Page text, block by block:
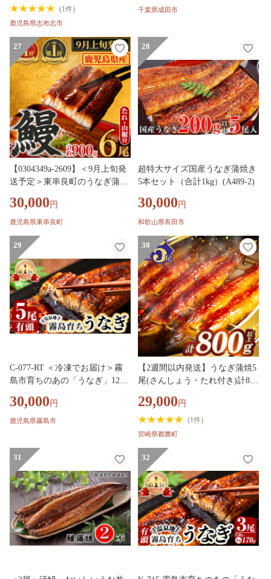
き かばやき 冷凍 うな重 ひつま
ぶし タレ 山椒 ランキング 人気
(1件)
鹿児島県志布志市
焼き 詰め合わせ 惣菜 和食 日本
千葉県成田市
27
【0304349a-2609】＜9月上旬発
送予定＞東串良町のうなぎ蒲焼
山椒付) うなぎ 高級 ウナギ 鰻
国産 蒲焼 蒲焼き たれ 鹿児島
み】
30,000 円
鹿児島県東串良町
28
超特大サイズ国産うなぎ蒲焼き
5本セット（合計1kg）(A489-2)
30,000 円
和歌山県有田市
29
C-077-RT ＜冷凍でお届け＞霧
島市育ちのあの「うなぎ」120
鰻 ウナギ 蒲焼き 蒲焼 国産
30,000 円
鹿児島県霧島市
30
【2週間以内発送】うなぎ蒲焼5
尾(さんしょう・たれ付き)計800
026-0036-2W
29,000 円
(1件)
宮崎県都農町
31 32